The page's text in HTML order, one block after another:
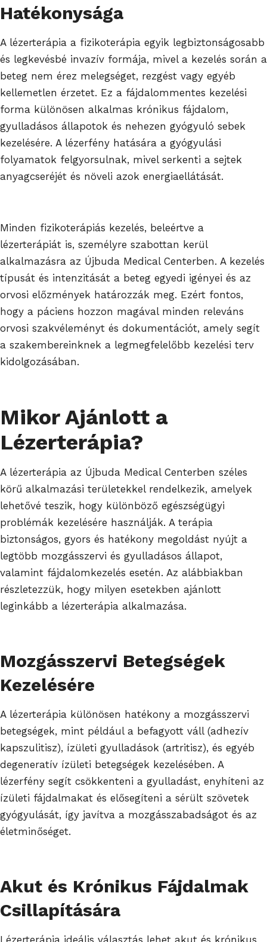
Hatékonysága
A lézerterápia a fizikoterápia egyik legbiztonságosabb
és legkevésbé invazív formája, mivel a kezelés során a
beteg nem érez melegséget, rezgést vagy egyéb
kellemetlen érzetet. Ez a fájdalommentes kezelési
forma különösen alkalmas krónikus fájdalom,
gyulladásos állapotok és nehezen gyógyuló sebek
kezelésére. A lézerfény hatására a gyógyulási
folyamatok felgyorsulnak, mivel serkenti a sejtek
anyagcseréjét és növeli azok energiaellátását.
Minden fizikoterápiás kezelés, beleértve a
lézerterápiát is, személyre szabottan kerül
alkalmazásra az Újbuda Medical Centerben. A kezelés
típusát és intenzitását a beteg egyedi igényei és az
orvosi előzmények határozzák meg. Ezért fontos,
hogy a páciens hozzon magával minden releváns
orvosi szakvéleményt és dokumentációt, amely segít
a szakembereinknek a legmegfelelőbb kezelési terv
kidolgozásában.
Mikor Ajánlott a
Lézerterápia?
A lézerterápia az Újbuda Medical Centerben széles
körű alkalmazási területekkel rendelkezik, amelyek
lehetővé teszik, hogy különböző egészségügyi
problémák kezelésére használják. A terápia
biztonságos, gyors és hatékony megoldást nyújt a
legtöbb mozgásszervi és gyulladásos állapot,
valamint fájdalomkezelés esetén. Az alábbiakban
részletezzük, hogy milyen esetekben ajánlott
leginkább a lézerterápia alkalmazása.
Mozgásszervi Betegségek
Kezelésére
A lézerterápia különösen hatékony a mozgásszervi
betegségek, mint például a befagyott váll (adhezív
kapszulitisz), ízületi gyulladások (artritisz), és egyéb
degeneratív ízületi betegségek kezelésében. A
lézerfény segít csökkenteni a gyulladást, enyhíteni az
ízületi fájdalmakat és elősegíteni a sérült szövetek
gyógyulását, így javítva a mozgásszabadságot és az
életminőséget.
Akut és Krónikus Fájdalmak
Csillapítására
Lézerterápia ideális választás lehet akut és krónikus